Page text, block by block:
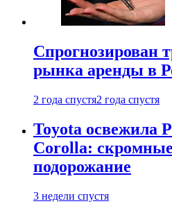
Спрогнозирован
рынка аренды в
2 года спустя2 года спустя
Toyota освежила
Corolla:
подорожание
3 недели спустя